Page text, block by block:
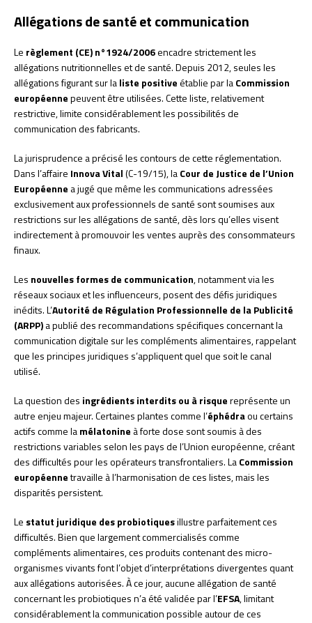
Allégations de santé et communication
Le règlement (CE) n°1924/2006encadre strictement les
allégations nutritionnelles et de santé. Depuis 2012, seules les
allégations figurant sur laliste positiveétablie par laCommission
européennepeuvent être utilisées. Cette liste, relativement
restrictive, limite considérablement les possibilités de
communication des fabricants.
La jurisprudence a précisé les contours de cette réglementation.
Dans l’affaire Innova Vital(C-19/15), laCour de Justice de l’Union
Européenne a jugé que même les communications adressées
exclusivement aux professionnels de santé sont soumises aux
restrictions sur les allégations de santé, dès lors qu’elles visent
indirectement à promouvoir les ventes auprès des consommateurs
finaux.
Les nouvelles formes de communication, notamment via les
réseaux sociaux et les influenceurs, posent des défis juridiques
inédits. L’Autorité de Régulation Professionnelle de la Publicité
(ARPP)a publié des recommandations spécifiques concernant la
communication digitale sur les compléments alimentaires, rappelant
que les principes juridiques s’appliquent quel que soit le canal
utilisé.
La question des ingrédients interdits ou à risquereprésente un
autre enjeu majeur. Certaines plantes comme l’éphédraou certains
actifs comme lamélatonine à forte dose sont soumis à des
restrictions variables selon les pays de l’Union européenne, créant
des difficultés pour les opérateurs transfrontaliers. LaCommission
européennetravaille à l’harmonisation de ces listes, mais les
disparités persistent.
Le statut juridique des probiotiquesillustre parfaitement ces
difficultés. Bien que largement commercialisés comme
compléments alimentaires, ces produits contenant des micro-
organismes vivants font l’objet d’interprétations divergentes quant
aux allégations autorisées. À ce jour, aucune allégation de santé
concernant les probiotiques n’a été validée par l’EFSA, limitant
considérablement la communication possible autour de ces